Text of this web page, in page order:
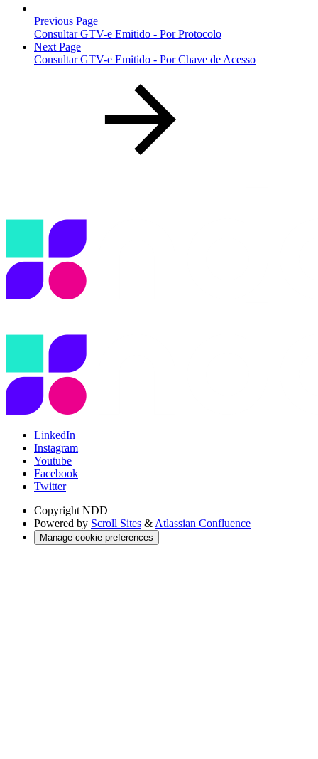
Previous Page
Consultar GTV-e Emitido - Por Protocolo
Next Page
Consultar GTV-e Emitido - Por Chave de Acesso
LinkedIn
Instagram
Youtube
Facebook
Twitter
Copyright NDD
Powered by Scroll Sites & Atlassian Confluence
Manage cookie preferences